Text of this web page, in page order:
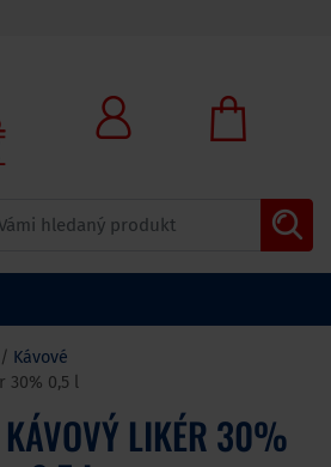
Kávové
30% 0,5 l
KÁVOVÝ LIKÉR 30%